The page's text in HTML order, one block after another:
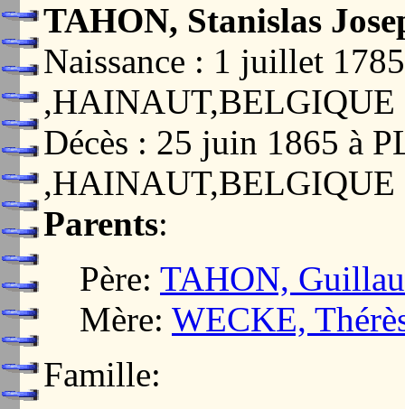
TAHON, Stanislas
Naissance : 1 juillet
,HAINAUT,BELGIQUE
Décès : 25 juin 1865 à
,HAINAUT,BELGIQUE
Parents:
Père: TAHON,
Mère: WECKE,
Famille: